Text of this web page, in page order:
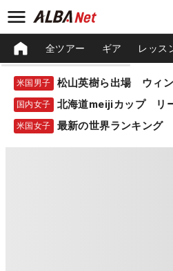
全ツアー ギア レッス
米国男子
国内女子 北海道meijiカップ リ
米国女子 最新の世界ランキング